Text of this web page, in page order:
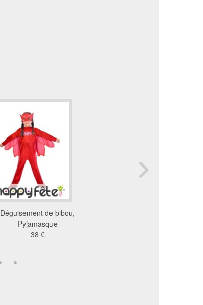
Déguisement de bibou,
Pyjamasque
38 €